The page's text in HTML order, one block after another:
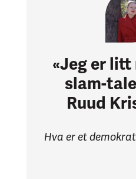
«Jeg er litt
slam-
Ruud
Hva er et